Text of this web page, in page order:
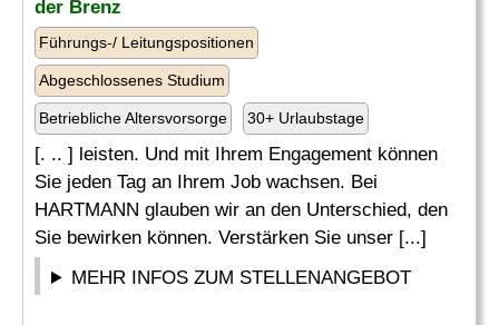
der Brenz
Führungs-/ Leitungspositionen
Abgeschlossenes Studium
Betriebliche Altersvorsorge 30+ Urlaubstage
[. .. ] leisten. Und mit Ihrem Engagement können
Sie jeden Tag an Ihrem Job wachsen. Bei
HARTMANN glauben wir an den Unterschied, den
Sie bewirken können. Verstärken Sie unser [...]
MEHR INFOS ZUM STELLENANGEBOT